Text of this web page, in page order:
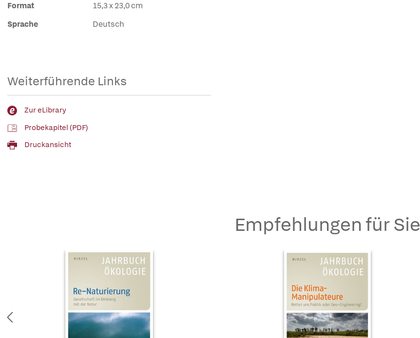
Format
15,3 x 23,0 cm
Sprache
Deutsch
Weiterführende Links
Zur eLibrary
Probekapitel (PDF)
Druckansicht
Empfehlungen für Sie